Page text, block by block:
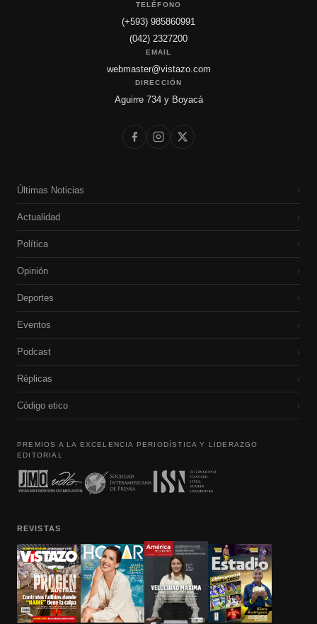
TELÉFONO
(+593) 985860991
(042) 2327200
EMAIL
webmaster@vistazo.com
DIRECCIÓN
Aguirre 734 y Boyacá
Últimas Noticias ›
Actualidad ›
Política ›
Opinión ›
Deportes ›
Eventos ›
Podcast ›
Réplicas ›
Código etico ›
PREMIOS A LA EXCELENCIA PERIODÍSTICA Y LIDERAZGO
EDITORIAL
REVISTAS